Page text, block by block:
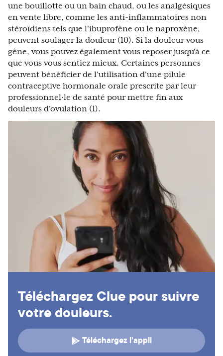
une bouillotte ou un bain chaud, ou les analgésiques
en vente libre, comme les anti-inflammatoires non
stéroïdiens tels que l'ibuprofène ou le naproxène,
peuvent soulager la douleur (10). Si la douleur vous
gêne, vous pouvez également vous reposer jusqu'à ce
que vous vous sentiez mieux. Certaines personnes
peuvent bénéficier de l'utilisation d'une pilule
contraceptive hormonale orale prescrite par leur
professionnel·le de santé pour mettre fin aux
douleurs d'ovulation (1).
Téléchargez Clue pour suivre
votre douleurs.
Téléchargez l’appli